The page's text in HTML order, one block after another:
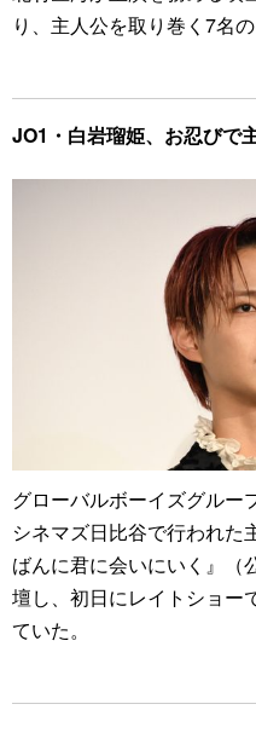
り、主人公を取り巻く7名
JO1・白岩瑠姫、お忍びで
グローバルボーイズグルー
シネマズ日比谷で行われた
ばんに君に会いにいく』（
壇し、初日にレイトショー
ていた。